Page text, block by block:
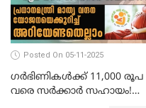
Posted On 05-11-2025
ഗർഭിണികൾക്ക് 11,000 രൂപ
വരെ സർക്കാർ സഹായം!